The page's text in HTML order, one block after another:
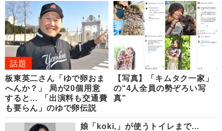
話題
板東英二さん「ゆで卵おま
へんか？」 局が20個用意
すると… 「出演料も交通費
も要らん」のゆで卵伝説
【写真】「キムタク一家」
の“4人全員の勢ぞろい写
真”
娘「koki,」が使うトイレまで…